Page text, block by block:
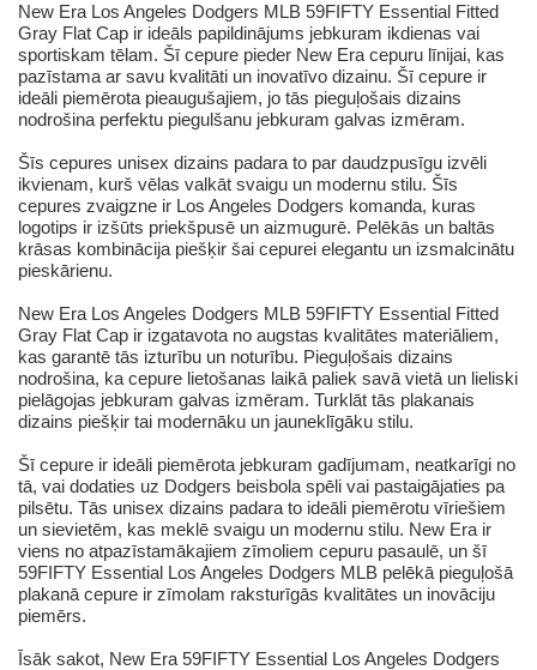
New Era Los Angeles Dodgers MLB 59FIFTY Essential Fitted
Gray Flat Cap ir ideāls papildinājums jebkuram ikdienas vai
sportiskam tēlam. Šī cepure pieder New Era cepuru līnijai, kas
pazīstama ar savu kvalitāti un inovatīvo dizainu. Šī cepure ir
ideāli piemērota pieaugušajiem, jo tās pieguļošais dizains
nodrošina perfektu piegulšanu jebkuram galvas izmēram.
Šīs cepures unisex dizains padara to par daudzpusīgu izvēli
ikvienam, kurš vēlas valkāt svaigu un modernu stilu. Šīs
cepures zvaigzne ir Los Angeles Dodgers komanda, kuras
logotips ir izšūts priekšpusē un aizmugurē. Pelēkās un baltās
krāsas kombinācija piešķir šai cepurei elegantu un izsmalcinātu
pieskārienu.
New Era Los Angeles Dodgers MLB 59FIFTY Essential Fitted
Gray Flat Cap ir izgatavota no augstas kvalitātes materiāliem,
kas garantē tās izturību un noturību. Pieguļošais dizains
nodrošina, ka cepure lietošanas laikā paliek savā vietā un lieliski
pielāgojas jebkuram galvas izmēram. Turklāt tās plakanais
dizains piešķir tai modernāku un jauneklīgāku stilu.
Šī cepure ir ideāli piemērota jebkuram gadījumam, neatkarīgi no
tā, vai dodaties uz Dodgers beisbola spēli vai pastaigājaties pa
pilsētu. Tās unisex dizains padara to ideāli piemērotu vīriešiem
un sievietēm, kas meklē svaigu un modernu stilu. New Era ir
viens no atpazīstamākajiem zīmoliem cepuru pasaulē, un šī
59FIFTY Essential Los Angeles Dodgers MLB pelēkā pieguļošā
plakanā cepure ir zīmolam raksturīgās kvalitātes un inovāciju
piemērs.
Īsāk sakot, New Era 59FIFTY Essential Los Angeles Dodgers